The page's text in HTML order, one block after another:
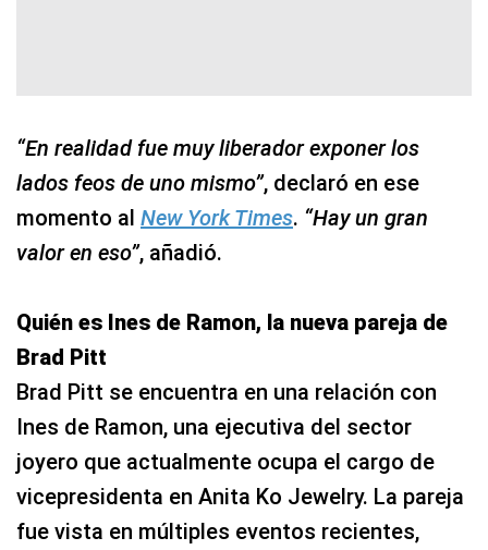
“En realidad fue muy liberador exponer los
lados feos de uno mismo”, declaró en ese
momento al New York Times. “Hay un gran
valor en eso”, añadió.
Quién es Ines de Ramon, la nueva pareja de
Brad Pitt
Brad Pitt se encuentra en una relación con
Ines de Ramon, una ejecutiva del sector
joyero que actualmente ocupa el cargo de
vicepresidenta en Anita Ko Jewelry. La pareja
fue vista en múltiples eventos recientes,